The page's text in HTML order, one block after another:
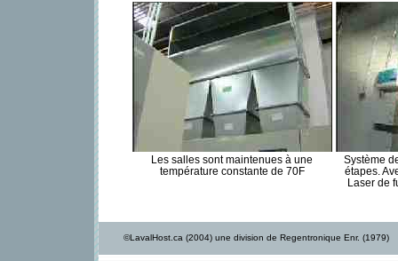
Les salles sont maintenues à une
température constante de 70F
Système
étapes.
Laser de
©LavalHost.ca (2004) une division de Regentronique Enr. (1979)